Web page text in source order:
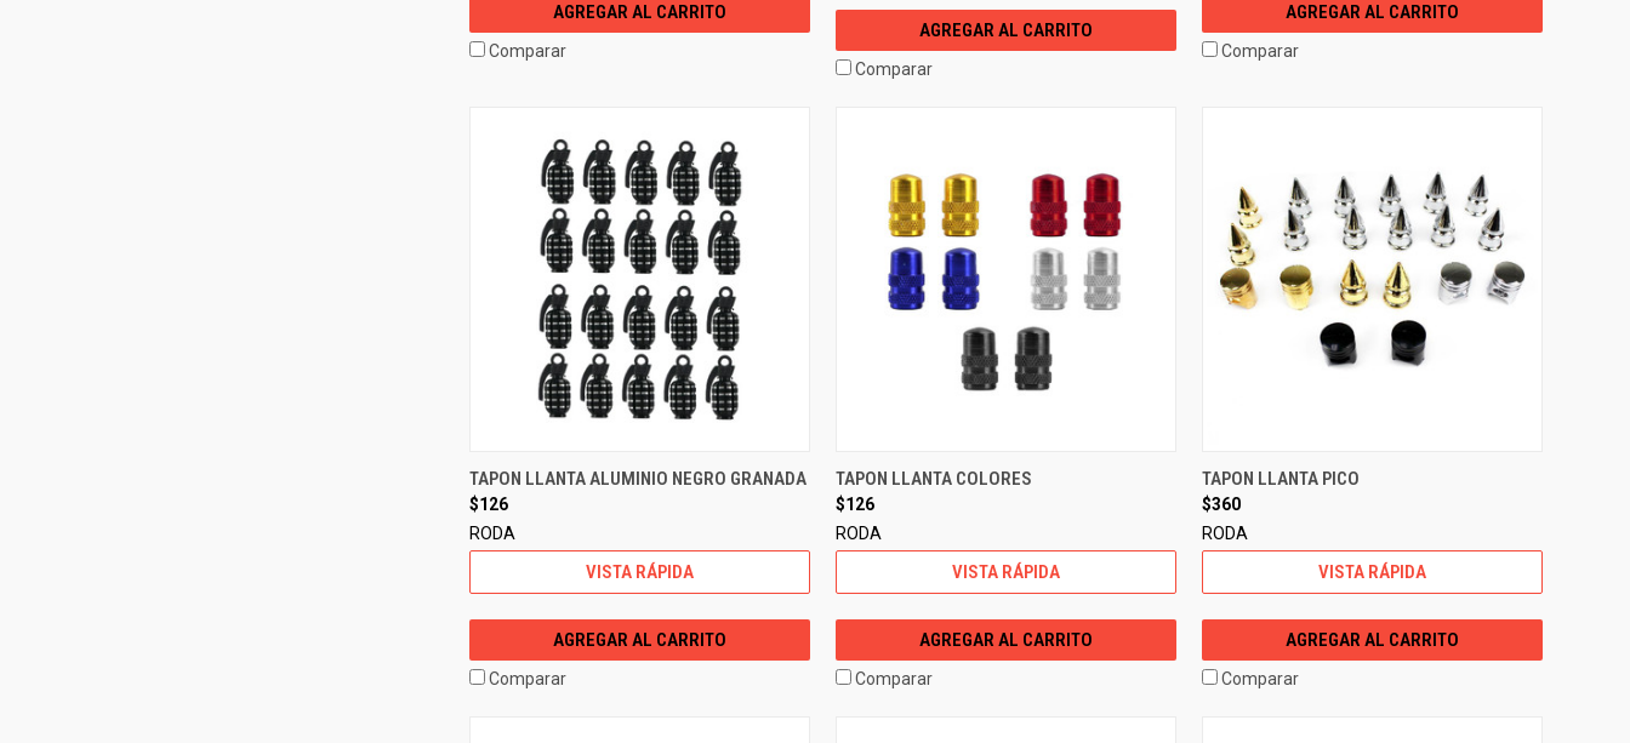
AGREGAR AL CARRITO
Comparar
AGREGAR AL CARRITO
Comparar
AGREGAR AL CARRITO
Comparar
TAPON LLANTA ALUMINIO NEGRO GRANADA
$126
RODA
VISTA RÁPIDA
AGREGAR AL CARRITO
Comparar
TAPON LLANTA COLORES
$126
RODA
VISTA RÁPIDA
AGREGAR AL CARRITO
Comparar
TAPON LLANTA PICO
$360
RODA
VISTA RÁPIDA
AGREGAR AL CARRITO
Comparar